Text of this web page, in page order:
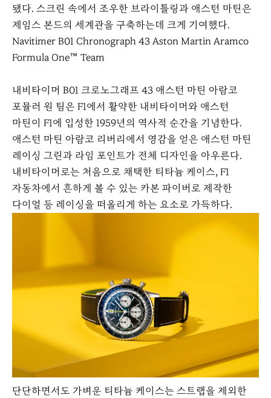
됐다. 스크린 속에서 조우한 브라이틀링과 애스턴 마틴은
제임스 본드의 세계관을 구축하는데 크게 기여했다.
Navitimer B01 Chronograph 43 Aston Martin Aramco
Formula One™ Team
내비타이머 B01 크로노그래프 43 애스턴 마틴 아람코
포뮬러 원 팀은 F1에서 활약한 내비타이머와 애스턴
마틴이 F1에 입성한 1959년의 역사적 순간을 기념한다.
애스턴 마틴 아람코 리버리에서 영감을 얻은 애스턴 마틴
레이싱 그린과 라임 포인트가 전체 디자인을 아우른다.
내비타이머로는 처음으로 채택한 티타늄 케이스, F1
자동차에서 흔하게 볼 수 있는 카본 파이버로 제작한
다이얼 등 레이싱을 떠올리게 하는 요소로 가득하다.
단단하면서도 가벼운 티타늄 케이스는 스트랩을 제외한